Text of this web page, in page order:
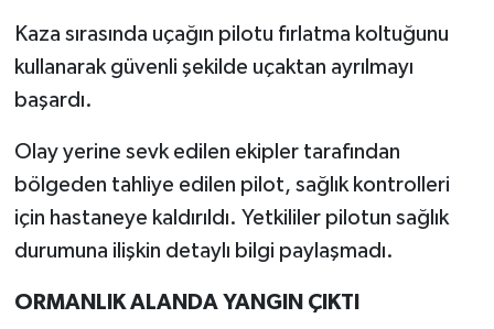
Kaza sırasında uçağın pilotu fırlatma koltuğunu
kullanarak güvenli şekilde uçaktan ayrılmayı
başardı.
Olay yerine sevk edilen ekipler tarafından
bölgeden tahliye edilen pilot, sağlık kontrolleri
için hastaneye kaldırıldı. Yetkililer pilotun sağlık
durumuna ilişkin detaylı bilgi paylaşmadı.
ORMANLIK ALANDA YANGIN ÇIKTI